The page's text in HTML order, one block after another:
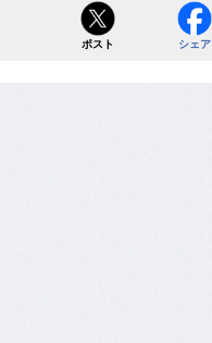
ポスト シェア